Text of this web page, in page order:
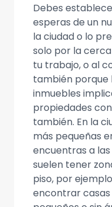
Debes
esperas de un
la ciudad o lo
solo por la
tu trabajo, o al
también porque
inmuebles
propiedades
también. En la
más pequeñas
encuentras a
suelen tener
piso, por
encontrar